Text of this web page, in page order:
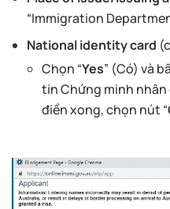
“Immigration
National identity card
Chọn “Yes” (Có) và
tin Chứng minh nhân
điền xong, chọn nút “